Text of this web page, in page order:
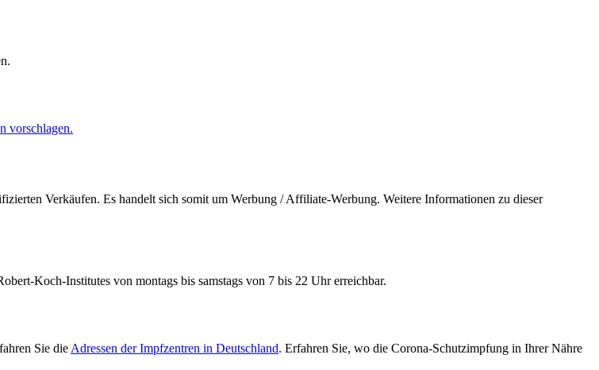
vorschlagen.
Verkäufen. Es handelt sich somit um Werbung / Affiliate-Werbung. Weitere Informationen zu dieser
Koch-Institutes von montags bis samstags von 7 bis 22 Uhr erreichbar.
Sie die Adressen der Impfzentren in Deutschland. Erfahren Sie, wo die Corona-Schutzimpfung in Ihrer Nähre